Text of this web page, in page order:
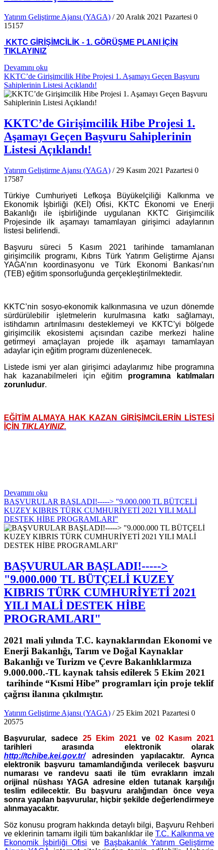
Yatırım Geliştirme Ajansı (YAGA) / 20 Aralık 2021 Pazartesi 0
15157
KKTC GİRİŞİMCİLİK - 1. GÖRÜŞME PLANI İÇİN
TIKLAYINIZ
Devamını oku
KKTC’de Girişimcilik Hibe Projesi 1. Aşamayı Geçen Başvuru
Sahiplerinin Listesi Açıklandı!
KKTC’de Girişimcilik Hibe Projesi 1.
Aşamayı Geçen Başvuru Sahiplerinin
Listesi Açıklandı!
Yatırım Geliştirme Ajansı (YAGA) / 29 Kasım 2021 Pazartesi 0
17587
Türkiye Cumhuriyeti Lefkoşa Büyükelçiliği Kalkınma ve
Ekonomik İşbirliği (KEİ) Ofisi, KKTC Ekonomi ve Enerji
Bakanlığı ile işbirliğinde uygulanan KKTC Girişimcilik
Projesinde ilk aşamayı tamamlayan girişimci adaylarının
listesi belirlendi.
Başvuru süreci 5 Kasım 2021 tarihinde tamamlanan
girişimcilik programı, Kıbrıs Türk Yatırım Geliştirme Ajansı
YAGA’nın koordinasyonu ve Türk Ekonomi Bankası’nın
(TEB) eğitim sponsorluğunda gerçekleştirilmektedir.
KKTC’nin sosyo-ekonomik kalkınmasına ve uzun dönemde
sürdürülebilir işletmelerin kurulmasına katkı sağlamayı,
istihdamın artırılmasını desteklemeyi ve KKTC’yi bölgede
girişimcilik ekosistemi açısından cazibe merkezi haline
getirmeyi amaçlayan projede ilk aşamayı tamamlayan
adaylar için eğitim programı düzenlenecek.
Listede ismi yer alan girişimci adaylarımız hibe programına
hak kazanabilmeleri için eğitim programına katılmaları
zorunludur.
EĞİTİM ALMAYA HAK KAZAN GİRİŞİMCİLERİN LİSTESİ
İÇİN TIKLAYINIZ.
Devamını oku
BAŞVURULAR BAŞLADI!-----> "9.000.000 TL BÜTÇELİ
KUZEY KIBRIS TÜRK CUMHURİYETİ 2021 YILI MALİ
DESTEK HİBE PROGRAMLARI"
BAŞVURULAR BAŞLADI!----->
"9.000.000 TL BÜTÇELİ KUZEY
KIBRIS TÜRK CUMHURİYETİ 2021
YILI MALİ DESTEK HİBE
PROGRAMLARI"
2021 mali yılında T.C. kaynaklarından Ekonomi ve
Enerji Bakanlığı, Tarım ve Doğal Kaynaklar
Bakanlığı ve Turizm ve Çevre Bakanlıklarmıza
9.000.000.-TL kaynak tahsis edilerek 5 Ekim 2021
tarihinde “Kısmi Hibe” programları için proje teklif
çağrısı ilanına çıkılmıştır.
Yatırım Geliştirme Ajansı (YAGA) / 25 Ekim 2021 Pazartesi 0
20575
Başvurular, sadece 25 Ekim 2021 ve 02 Kasım 2021
tarihleri arasında elektronik olarak
http://tchibe.kei.gov.tr/
adresinden
yapılacaktır. Ayrıca
elektronik başvuru tamamlandığında verilecek başvuru
numarası ve randevu saati ile tüm evrakların imzalı
orijinal nüshası YAGA adresine elden tutanak karşılığı
teslim edilecektir. Bu başvuru aralığından önce veya
sonra yapılan başvurular, hiçbir şekilde değerlendirmeye
alınmayacaktır.
Söz konusu program hakkında detaylı bilgi, Başvuru Rehberi
ve eklerinin tamamı ilgili tüm bakanlıklar ileT.C. Kalkınma ve
Ekonomik İşbirliği Ofisi ve
Başbakanlık Yatırım Geliştirme